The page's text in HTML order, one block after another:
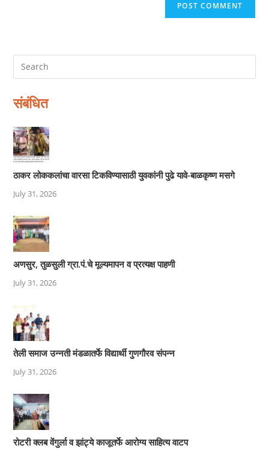
संबंधित
ठाकर लोककलांचा वारसा टिकविण्यासाठी युवकांनी पुढे यावे-बाळकृष्ण मसगे
July 31, 2026
अणसुर, तुळसुली ग्रा.पं.चे मूल्यमापन व प्रत्यक्ष पाहणी
July 31, 2026
तेली समाज उन्नती मंडळातर्फे विद्यार्थी गुणगौरव संपन्न
July 31, 2026
रोटरी क्लब वेंगुर्ला व झांट्ये काजूतर्फे आरोग्य साहित्य वाटप